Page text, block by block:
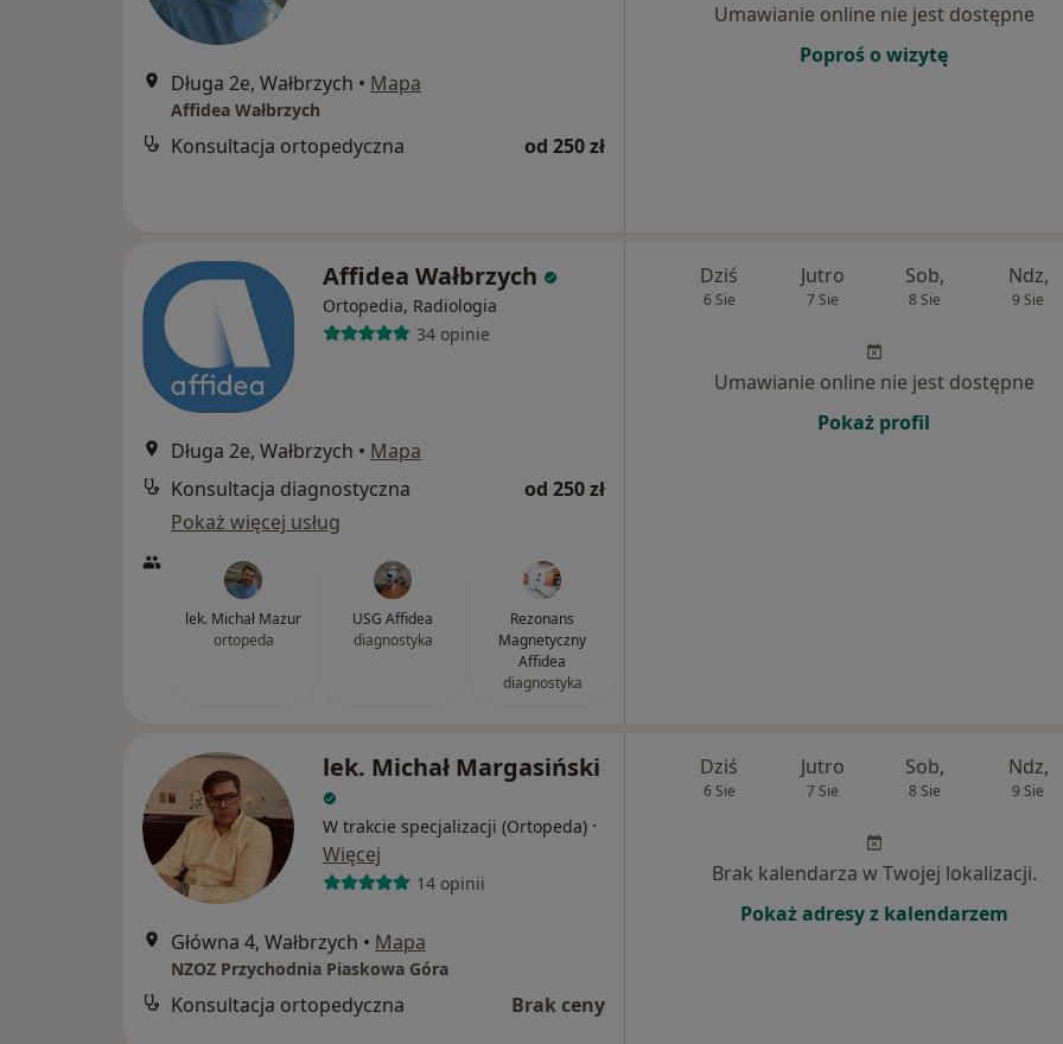
Długa 2e, Wałbrzych • Mapa
Affidea Wałbrzych
Konsultacja ortopedyczna od 250 zł
Umawianie online nie jest dostępne
Poproś o wizytę
Affidea Wałbrzych
Ortopedia, Radiologia
34 opinie
Długa 2e, Wałbrzych • Mapa
Konsultacja diagnostyczna
od 250 zł
Pokaż więcej usług
lek. Michał Mazur
ortopeda
USG Affidea
diagnostyka
Rezonans
Magnetyczny
Affidea
diagnostyka
Dziś
6 Sie
Jutro
7 Sie
Sob,
8 Sie
Ndz,
9 Sie
Umawianie online nie jest dostępne
Pokaż profil
lek. Michał Margasiński
W trakcie specjalizacji (Ortopeda) ·
Więcej
14 opinii
Główna 4, Wałbrzych • Mapa
NZOZ Przychodnia Piaskowa Góra
Konsultacja ortopedyczna Brak ceny
Dziś
6 Sie
Jutro
7 Sie
Sob,
8 Sie
Ndz,
9 Sie
Brak kalendarza w Twojej lokalizacji.
Pokaż adresy z kalendarzem